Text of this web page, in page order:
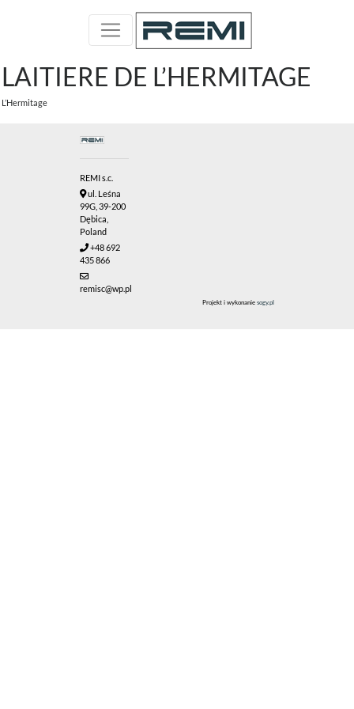
LAITIERE DE L’HERMITAGE
L’Hermitage
REMI s.c.
ul. Leśna
99G, 39-200
Dębica,
Poland
+48 692
435 866
remisc@wp.pl
Projekt i wykonanie sogy.pl